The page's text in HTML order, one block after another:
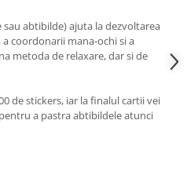
abtibilde) ajuta la dezvoltarea
coordonarii mana-ochi si a
metoda de relaxare, dar si de
de stickers, iar la finalul cartii vei
a pastra abtibildele atunci